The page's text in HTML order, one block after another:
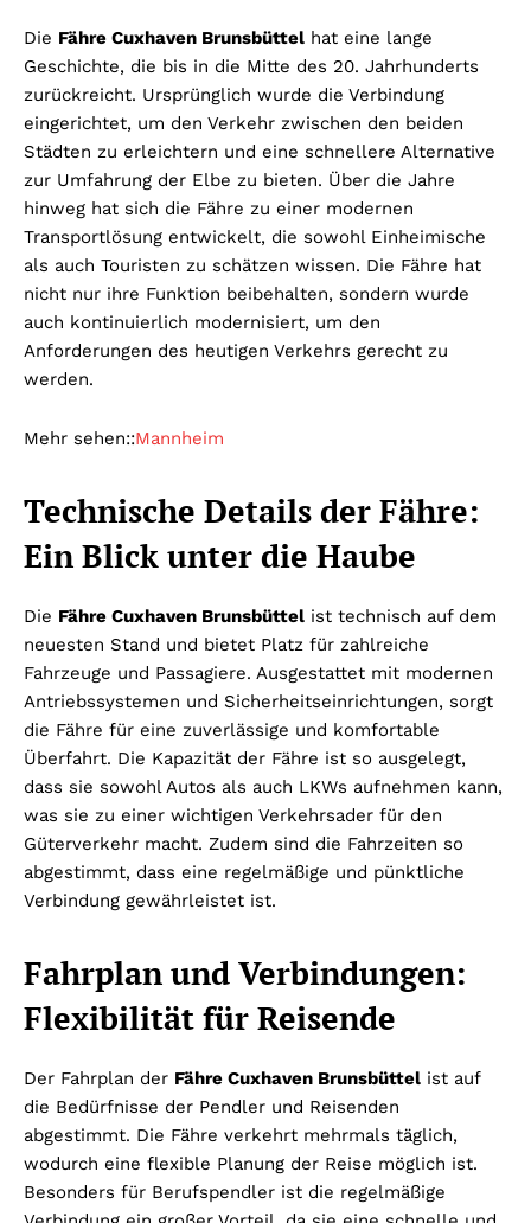
Die Fähre Cuxhaven Brunsbüttel hat eine lange
Geschichte, die bis in die Mitte des 20. Jahrhunderts
zurückreicht. Ursprünglich wurde die Verbindung
eingerichtet, um den Verkehr zwischen den beiden
Städten zu erleichtern und eine schnellere Alternative
zur Umfahrung der Elbe zu bieten. Über die Jahre
hinweg hat sich die Fähre zu einer modernen
Transportlösung entwickelt, die sowohl Einheimische
als auch Touristen zu schätzen wissen. Die Fähre hat
nicht nur ihre Funktion beibehalten, sondern wurde
auch kontinuierlich modernisiert, um den
Anforderungen des heutigen Verkehrs gerecht zu
werden.
Mehr sehen::Mannheim
Technische Details der Fähre:
Ein Blick unter die Haube
Die Fähre Cuxhaven Brunsbüttel ist technisch auf dem
neuesten Stand und bietet Platz für zahlreiche
Fahrzeuge und Passagiere. Ausgestattet mit modernen
Antriebssystemen und Sicherheitseinrichtungen, sorgt
die Fähre für eine zuverlässige und komfortable
Überfahrt. Die Kapazität der Fähre ist so ausgelegt,
dass sie sowohl Autos als auch LKWs aufnehmen kann,
was sie zu einer wichtigen Verkehrsader für den
Güterverkehr macht. Zudem sind die Fahrzeiten so
abgestimmt, dass eine regelmäßige und pünktliche
Verbindung gewährleistet ist.
Fahrplan und Verbindungen:
Flexibilität für Reisende
Der Fahrplan der Fähre Cuxhaven Brunsbüttel ist auf
die Bedürfnisse der Pendler und Reisenden
abgestimmt. Die Fähre verkehrt mehrmals täglich,
wodurch eine flexible Planung der Reise möglich ist.
Besonders für Berufspendler ist die regelmäßige